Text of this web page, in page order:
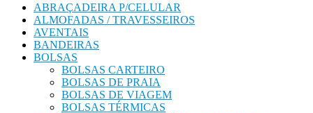
ABRAÇADEIRA P/CELULAR
ALMOFADAS / TRAVESSEIROS
AVENTAIS
BANDEIRAS
BOLSAS
BOLSAS CARTEIRO
BOLSAS DE PRAIA
BOLSAS DE VIAGEM
BOLSAS TÉRMICAS